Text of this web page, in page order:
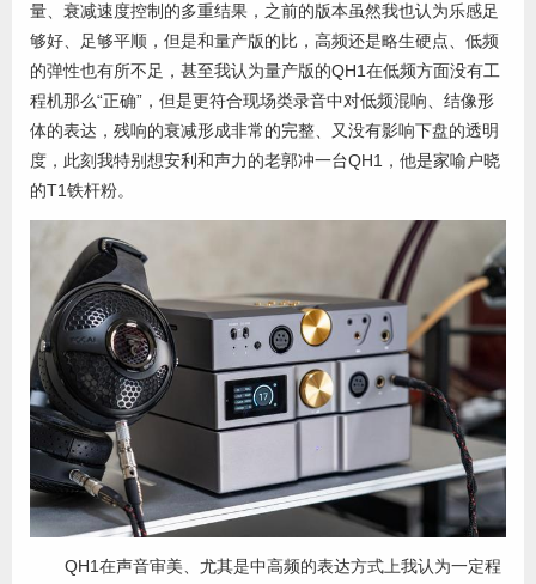
量、衰减速度控制的多重结果，之前的版本虽然我也认为乐感足
够好、足够平顺，但是和量产版的比，高频还是略生硬点、低频
的弹性也有所不足，甚至我认为量产版的QH1在低频方面没有工
程机那么“正确”，但是更符合现场类录音中对低频混响、结像形
体的表达，残响的衰减形成非常的完整、又没有影响下盘的透明
度，此刻我特别想安利和声力的老郭冲一台QH1，他是家喻户晓
的T1铁杆粉。
QH1在声音审美、尤其是中高频的表达方式上我认为一定程